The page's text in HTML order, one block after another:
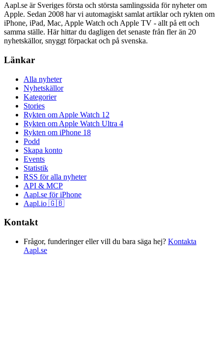
Aapl.se är Sveriges första och största samlingssida för nyheter om
Apple. Sedan 2008 har vi automagiskt samlat artiklar och rykten om
iPhone, iPad, Mac, Apple Watch och Apple TV - allt på ett och
samma ställe. Här hittar du dagligen det senaste från fler än 20
nyhetskällor, snyggt förpackat och på svenska.
Länkar
Alla nyheter
Nyhetskällor
Kategorier
Stories
Rykten om Apple Watch 12
Rykten om Apple Watch Ultra 4
Rykten om iPhone 18
Podd
Skapa konto
Events
Statistik
RSS för alla nyheter
API & MCP
Aapl.se för iPhone
Aapl.io 🇬🇧
Kontakt
Frågor, funderinger eller vill du bara säga hej? Kontakta
Aapl.se